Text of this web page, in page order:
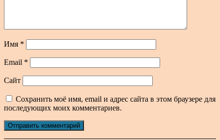
Имя *
Email *
Сайт
Сохранить моё имя, email и адрес сайта в этом браузере для
последующих моих комментариев.